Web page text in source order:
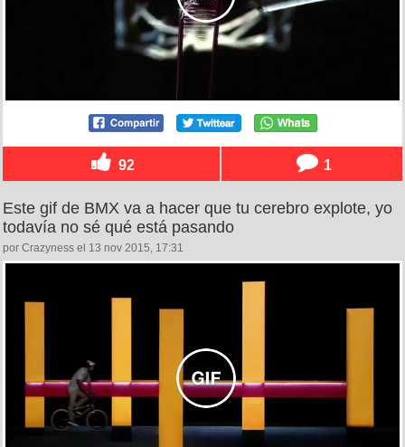
92 1
Este gif de BMX va a hacer que tu cerebro explote, yo
todavía no sé qué está pasando
por Crazyness el 13 nov 2015, 17:31